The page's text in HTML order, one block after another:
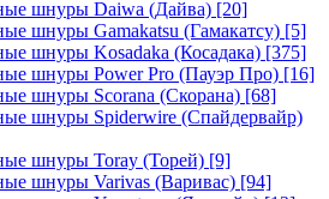
шнуры Daiwa (Дайва) [20]
шнуры Gamakatsu (Гамакатсу) [5]
шнуры Kosadaka (Косадака) [375]
шнуры Power Pro (Пауэр Про) [16]
шнуры Scorana (Скорана) [68]
шнуры Spiderwire (Спайдервайр)
шнуры Toray (Торей) [9]
шнуры Varivas (Варивас) [94]